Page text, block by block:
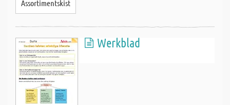
Assortimentskist
Werkblad